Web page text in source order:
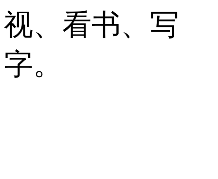
视、看书、写
字。